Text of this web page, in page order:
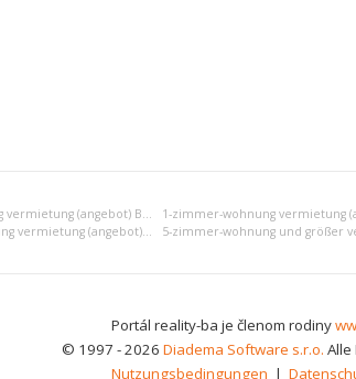
Einraumwohnung vermietung (angebot) Bratislava III
4-zimmer-wohnung vermietung (angebot) Bratislava III
Portál reality-ba je členom rodiny
© 1997 - 2026 Diadema Software s.r.o. Alle
Nutzungsbedingungen |